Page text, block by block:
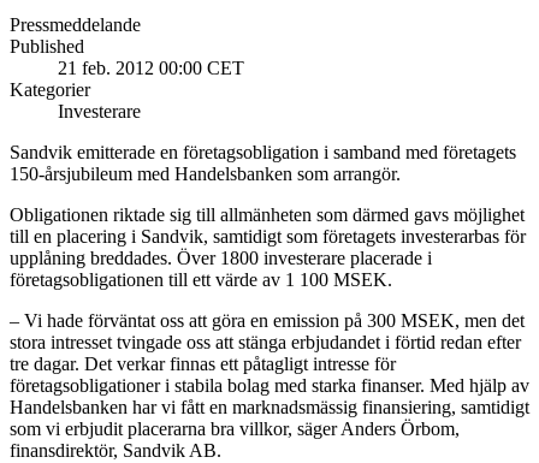
Pressmeddelande
Published
21 feb. 2012 00:00 CET
Kategorier
Investerare
Sandvik emitterade en företagsobligation i samband med företagets
150-årsjubileum med Handelsbanken som arrangör.
Obligationen riktade sig till allmänheten som därmed gavs möjlighet
till en placering i Sandvik, samtidigt som företagets investerarbas för
upplåning breddades. Över 1800 investerare placerade i
företagsobligationen till ett värde av 1 100 MSEK.
– Vi hade förväntat oss att göra en emission på 300 MSEK, men det
stora intresset tvingade oss att stänga erbjudandet i förtid redan efter
tre dagar. Det verkar finnas ett påtagligt intresse för
företagsobligationer i stabila bolag med starka finanser. Med hjälp av
Handelsbanken har vi fått en marknadsmässig finansiering, samtidigt
som vi erbjudit placerarna bra villkor, säger Anders Örbom,
finansdirektör, Sandvik AB.